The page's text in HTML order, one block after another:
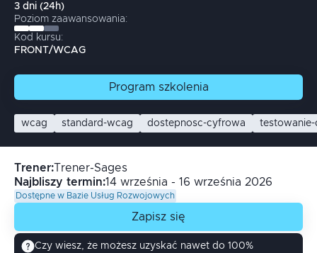
3 dni (24h)
Poziom zaawansowania:
Kod kursu:
FRONT/WCAG
Program szkolenia
wcag standard-wcag dostepnosc-cyfrowa
Trener:Trener-Sages
Najbliszy termin:14 września - 16 września 2026
Dostępne w Bazie Usług Rozwojowych
Zapisz się
Czy wiesz, że możesz uzyskać nawet do 100%